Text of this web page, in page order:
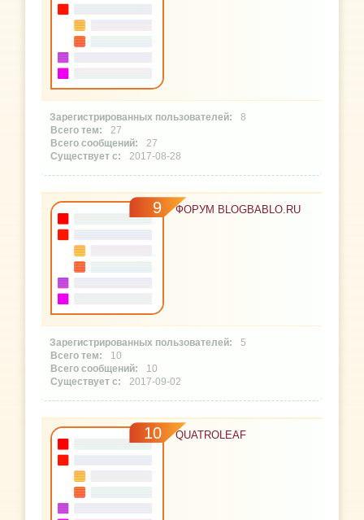
8
27
27
2017-08-28
9 ФОРУМ BLOGBABLO.RU
5
10
10
2017-09-02
10 QUATROLEAF